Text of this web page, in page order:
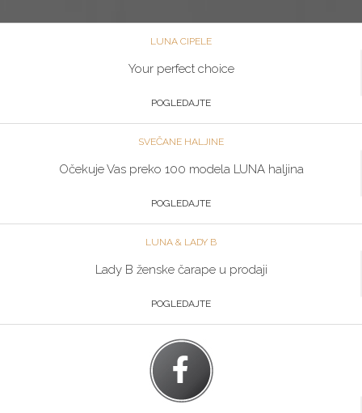
LUNA CIPELE
Your perfect choice
POGLEDAJTE
SVEČANE HALJINE
Očekuje Vas preko 100 modela LUNA haljina
POGLEDAJTE
LUNA & LADY B
Lady B ženske čarape u prodaji
POGLEDAJTE